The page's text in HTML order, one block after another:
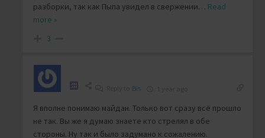
разборки, так как Пыпа увидел в свержении… Read
more »
3
Bis
Я вполне понимаю майдан. Только вот сразу всё прошло
не так. Вы же я думаю знаете кто стрелял в обе
стороны. Ну так и было задумано к сожалению.